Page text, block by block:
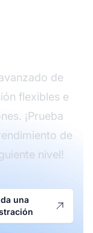
de
flexibles e
¡Prueba
de
nivel!
una